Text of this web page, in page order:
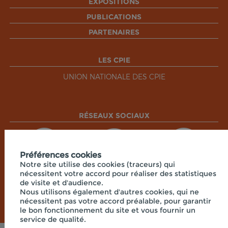
PUBLICATIONS
PARTENAIRES
LES CPIE
UNION NATIONALE DES CPIE
RÉSEAUX SOCIAUX
Préférences cookies
Notre site utilise des cookies (traceurs) qui
nécessitent votre accord pour réaliser des statistiques
de visite et d'audience.
Nous utilisons également d'autres cookies, qui ne
nécessitent pas votre accord préalable, pour garantir
le bon fonctionnement du site et vous fournir un
service de qualité.